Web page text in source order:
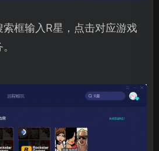
框输入R星，点击对应游戏